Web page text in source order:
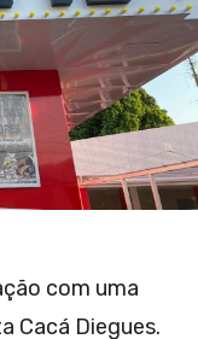
com uma
Cacá Diegues.